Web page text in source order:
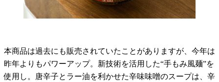
本商品は過去にも販売されていたことがありますが、今年は
昨年よりもパワーアップ。新技術を活用した“手もみ風麺”を
使用し。唐辛子とラー油を利かせた辛味味噌のスープは、辛